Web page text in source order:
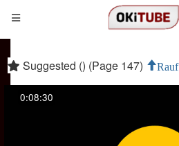
Suggested () (Page 147) Rauf
0:08:30